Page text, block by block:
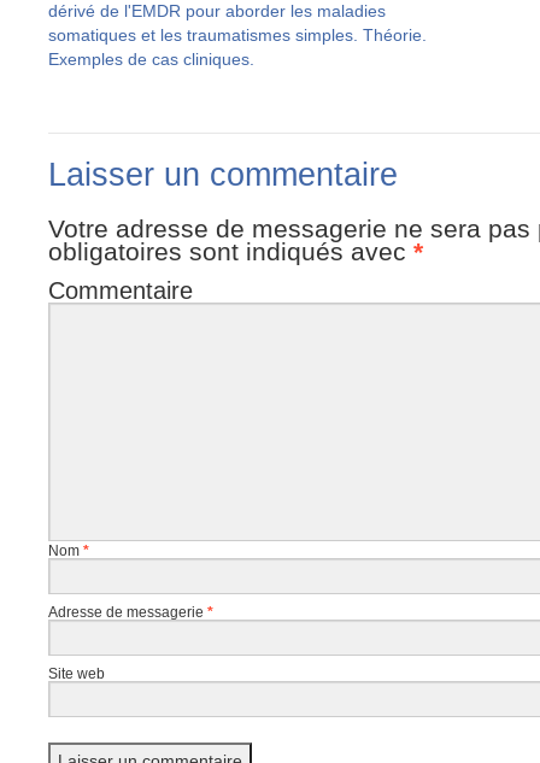
dérivé de l'EMDR pour aborder les maladies
somatiques et les traumatismes simples. Théorie.
Exemples de cas cliniques.
Laisser un commentaire
Votre adresse de messagerie ne sera pas
obligatoires sont indiqués avec *
Commentaire
Nom *
Adresse de messagerie *
Site web